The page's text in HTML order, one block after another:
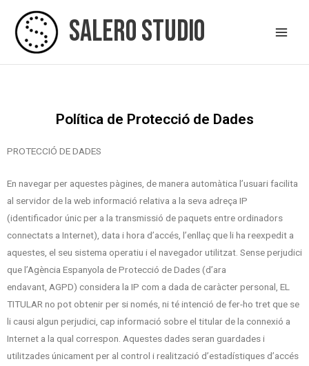
contingut
Salero Studio
Política de Protecció de Dades
PROTECCIÓ DE DADES
En navegar per aquestes pàgines, de manera automàtica l’usuari facilita
al servidor de la web informació relativa a la seva adreça IP
(identificador únic per a la transmissió de paquets entre ordinadors
connectats a Internet), data i hora d’accés, l’enllaç que li ha reexpedit a
aquestes, el seu sistema operatiu i el navegador utilitzat. Sense perjudici
que l’Agència Espanyola de Protecció de Dades (d’ara
endavant, AGPD) considera la IP com a dada de caràcter personal, EL
TITULAR no pot obtenir per si només, ni té intenció de fer-ho tret que se
li causi algun perjudici, cap informació sobre el titular de la connexió a
Internet a la qual correspon. Aquestes dades seran guardades i
utilitzades únicament per al control i realització d’estadístiques d’accés